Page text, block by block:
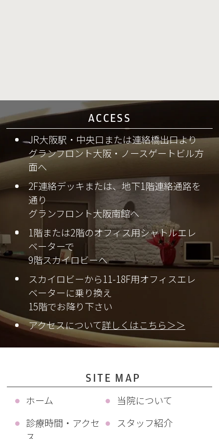
ACCESS
JR大阪駅・中央口または連絡橋出口より
グランフロント大阪・ノースゲートビル方
面へ
2F連絡デッキまたは、地下1階連絡通路を
通り
グランフロント大阪南館へ
1階または2階のオフィス用シャトルエレ
ベーターで
9階スカイロビーへ
スカイロビーから11-18F用オフィスエレ
ベーターに乗り換え
15階でお降り下さい
アクセスについて詳しくはこちら＞＞
SITE MAP
ホーム
当院について
診療時間・アクセ
スタッフ紹介